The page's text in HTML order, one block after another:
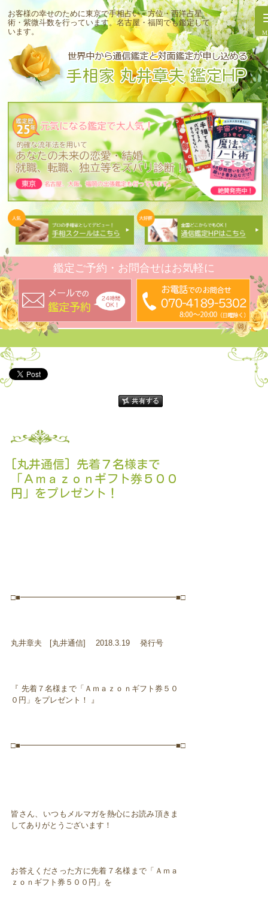
お客様の幸せのために東京で手相占い・方位・西洋占星
術・紫微斗数を行っています。名古屋・福岡でも鑑定して
います。
鑑定ご予約・お問合せはお気軽に
[丸井通信] 先着７名様まで
「Ａｍａｚｏｎギフト券５００
円」をプレゼント！
□■━━━━━━━━━━━━━━━━━━━━■□
丸井章夫 [丸井通信] 2018.3.19 発行号
『 先着７名様まで「Ａｍａｚｏｎギフト券５０
０円」をプレゼント！ 』
□■━━━━━━━━━━━━━━━━━━━━■□
皆さん、いつもメルマガを熱心にお読み頂きま
してありがとうございます！
お答えくださった方に先着７名様まで「Ａｍａ
ｚｏｎギフト券５００円」を